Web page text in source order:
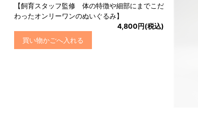
【飼育スタッフ監修 体の特徴や細部にまでこだ
わったオンリーワンのぬいぐるみ】
4,800円(税込)
買い物かごへ入れる